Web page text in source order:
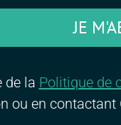
JE
de la Politique de
ou en